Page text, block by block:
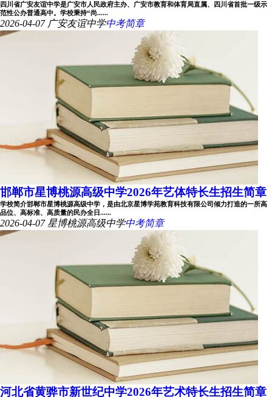
四川省广安友谊中学是广安市人民政府主办、广安市教育和体育局直属、四川省首批一级示
范性公办普通高中。学校秉持“尚......
2026-04-07 广安友谊中学中考简章
邯郸市星博桃源高级中学2026年艺体特长生招生简章
学校简介邯郸市星博桃源高级中学，是由北京星博学苑教育科技有限公司倾力打造的一所高
品位、高标准、高质量的民办全日......
2026-04-07 星博桃源高级中学中考简章
河北省黄骅市新世纪中学2026年艺术特长生招生简章